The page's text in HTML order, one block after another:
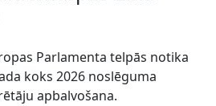
Parlamenta telpās notika
koks 2026 noslēguma
apbalvošana.